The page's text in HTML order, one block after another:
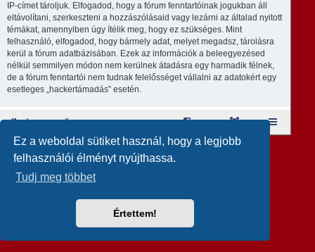
Ez a weboldal sütiket használ, hogy a legjobb
felhasználói élményt nyújthassa.
Tudj meg többet
Értettem!
IP-címet tároljuk. Elfogadod, hogy a fórum fenntartóinak jogukban áll
eltávolítani, szerkeszteni a hozzászólásaid vagy lezárni az általad nyitott
témákat, amennyiben úgy ítélik meg, hogy ez szükséges. Mint
felhasználó, elfogadod, hogy bármely adat, melyet megadsz, tárolásra
kerül a fórum adatbázisában. Ezek az információk a beleegyezésed
nélkül semmilyen módon nem kerülnek átadásra egy harmadik félnek,
de a fórum fenntartói nem tudnak felelősséget vállalni az adatokért egy
esetleges „hackertámadás” esetén.
Fórum kezdőlap Taglista
A csapat
Revolution style bySemi_Deus
® Forum Software © phpBB Limited
Magyar fordítás ©Magyar phpBB Közösség